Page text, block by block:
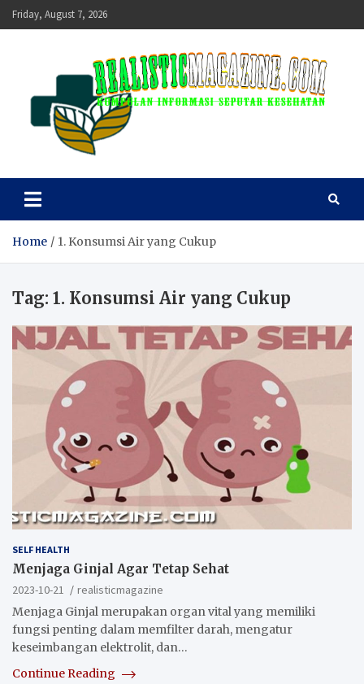
Skip
to
Friday, August 7, 2026
realisticmagazine
Home 1. Konsumsi Air yang Cukup
Tag: 1. Konsumsi Air yang Cukup
SELF HEALTH
Menjaga Ginjal Agar Tetap Sehat
2023-10-21
realisticmagazine
Menjaga Ginjal merupakan organ vital yang memiliki
fungsi penting dalam memfilter darah, mengatur
keseimbangan elektrolit, dan…
Continue Reading